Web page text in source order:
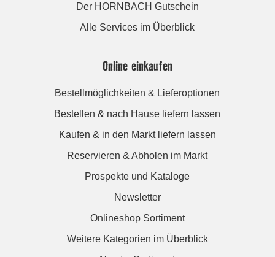
Der HORNBACH Gutschein
Alle Services im Überblick
Online einkaufen
Bestellmöglichkeiten & Lieferoptionen
Bestellen & nach Hause liefern lassen
Kaufen & in den Markt liefern lassen
Reservieren & Abholen im Markt
Prospekte und Kataloge
Newsletter
Onlineshop Sortiment
Weitere Kategorien im Überblick